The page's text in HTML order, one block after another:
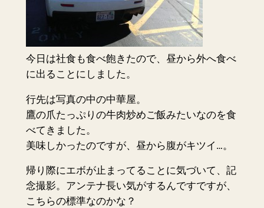
今日は社食も食べ飽きたので、昼から外へ食べ
に出ることにしました。
行先は写真の中の中華屋。
鷹の爪たっぷりの牛肉炒めご飯みたいなのを食
べてきました。
美味しかったのですが、昼から腹がキツイ…。
帰り際にエボが止まってることに気づいて、記
念撮影。アンテナ長い気がするんですですが、
こちらの標準なのかな？